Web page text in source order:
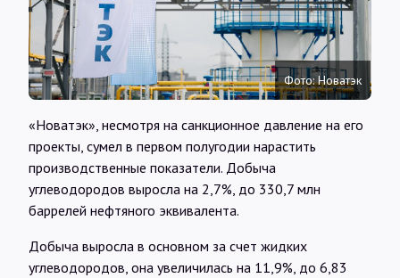
Карты
О нас
@Infotek_Russia
Фото: Новатэк
«Новатэк», несмотря на санкционное давление на его
проекты, сумел в первом полугодии нарастить
производственные показатели. Добыча
углеводородов выросла на 2,7%, до 330,7 млн
баррелей нефтяного эквивалента.
Добыча выросла в основном за счет жидких
углеводородов, она увеличилась на 11,9%, до 6,83